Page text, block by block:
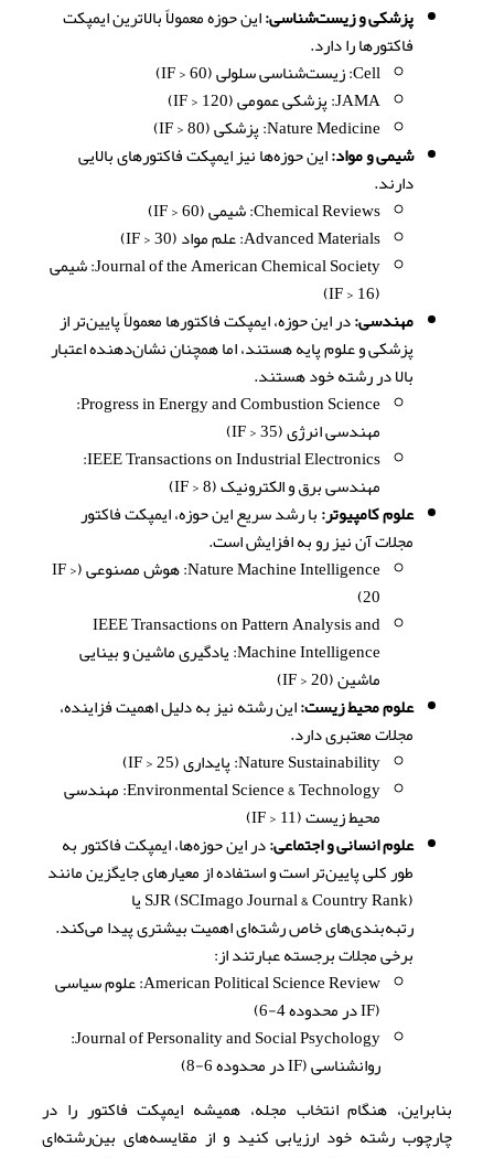
پزشکی و زیست‌شناسی:این حوزه معمولاً بالاترین ایمپکت
فاکتورها را دارد.
Cell: زیست‌شناسی سلولی (IF > 60)
JAMA: پزشکی عمومی (IF > 120)
Nature Medicine: پزشکی (IF > 80)
شیمی و مواد:این حوزه‌ها نیز ایمپکت فاکتورهای بالایی
دارند.
Chemical Reviews: شیمی (IF > 60)
Advanced Materials: علم مواد (IF > 30)
Journal of the American Chemical Society: شیمی
(IF > 16)
مهندسی:در این حوزه، ایمپکت فاکتورها معمولاً پایین‌تر از
پزشکی و علوم پایه هستند، اما همچنان نشان‌دهنده اعتبار
بالا در رشته خود هستند.
Progress in Energy and Combustion Science:
مهندسی انرژی (IF > 35)
IEEE Transactions on Industrial Electronics:
مهندسی برق و الکترونیک (IF > 8)
علوم کامپیوتر:با رشد سریع این حوزه، ایمپکت فاکتور
مجلات آن نیز رو به افزایش است.
Nature Machine Intelligence: هوش مصنوعی (IF >
20)
IEEE Transactions on Pattern Analysis and
Machine Intelligence: یادگیری ماشین و بینایی
ماشین (IF > 20)
علوم محیط زیست:این رشته نیز به دلیل اهمیت فزاینده،
مجلات معتبری دارد.
Nature Sustainability: پایداری (IF > 25)
Environmental Science & Technology: مهندسی
محیط زیست (IF > 11)
علوم انسانی و اجتماعی:در این حوزه‌ها، ایمپکت فاکتور به
طور کلی پایین‌تر است و استفاده از معیارهای جایگزین مانند
SJR (SCImago Journal & Country Rank) یا
رتبه‌بندی‌های خاص رشته‌ای اهمیت بیشتری پیدا می‌کند.
برخی مجلات برجسته عبارتند از:
American Political Science Review: علوم سیاسی
(IF در محدوده 4-6)
Journal of Personality and Social Psychology:
روانشناسی (IF در محدوده 6-8)
بنابراین، هنگام انتخاب مجله، همیشه ایمپکت فاکتور را در
چارچوب رشته خود ارزیابی کنید و از مقایسه‌های بین‌رشته‌ای